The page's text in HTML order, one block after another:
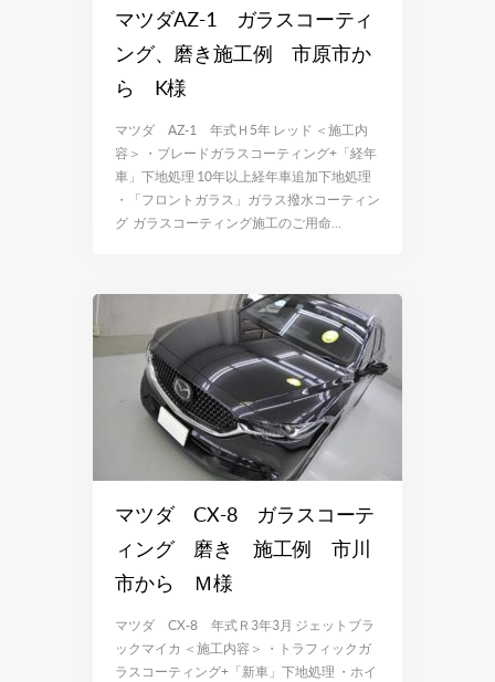
マツダAZ-1 ガラスコーティ
ング、磨き施工例 市原市か
ら K様
マツダ AZ-1 年式Ｈ5年 レッド ＜施工内
容＞ ・ブレードガラスコーティング+「経年
車」下地処理 10年以上経年車追加下地処理
・「フロントガラス」ガラス撥水コーティン
グ ガラスコーティング施工のご用命…
マツダ CX-8 ガラスコーテ
ィング 磨き 施工例 市川
市から Ｍ様
マツダ CX-8 年式Ｒ3年3月 ジェットブラ
ックマイカ ＜施工内容＞ ・トラフィックガ
ラスコーティング+「新車」下地処理 ・ホイ